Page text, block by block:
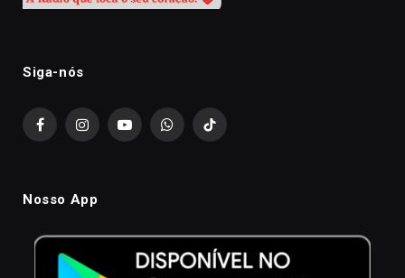
Siga-nós
FacebookInstagramYouTubeWhatsAppTikTok
Nosso App